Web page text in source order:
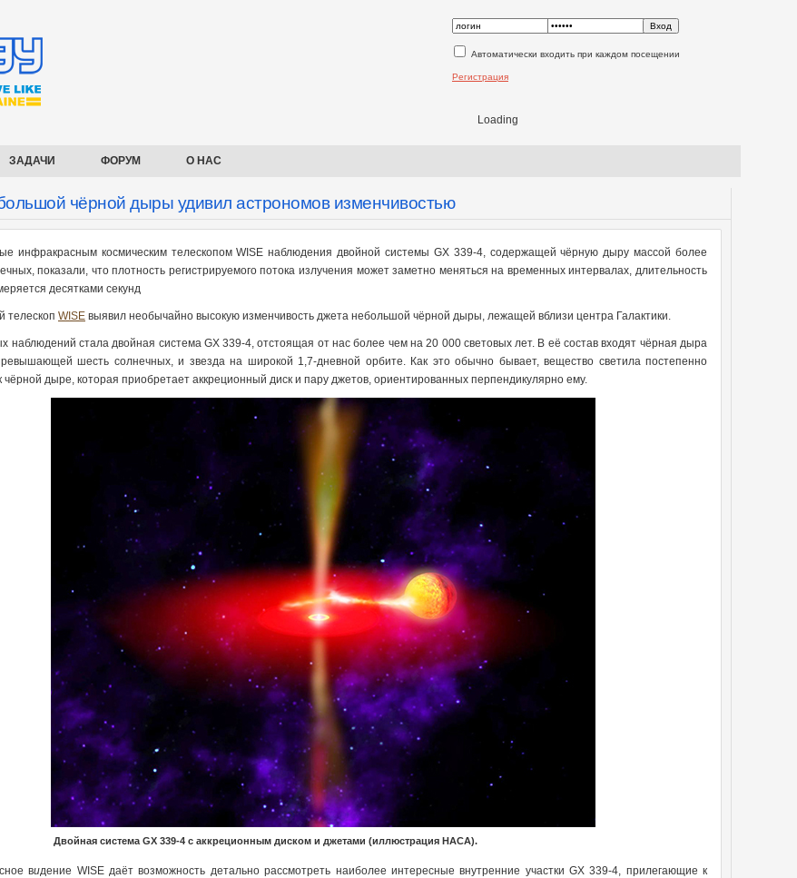
Автоматически входить при каждом посещении
Регистрация
Loading
ЗАДАЧИ ФОРУМ О НАС
чёрной дыры удивил астрономов изменчивостью
инфракрасным космическим телескопом WISE наблюдения двойной системы GX 339-4, содержащей чёрную дыру массой более
показали, что плотность регистрируемого потока излучения может заметно меняться на временных интервалах, длительность
десятками секунд
телескоп WISE выявил необычайно высокую изменчивость джета небольшой чёрной дыры, лежащей вблизи центра Галактики.
наблюдений стала двойная система GX 339-4, отстоящая от нас более чем на 20 000 световых лет. В её состав входят чёрная дыра
шесть солнечных, и звезда на широкой 1,7-дневной орбите. Как это обычно бывает, вещество светила постепенно
чёрной дыре, которая приобретает аккреционный диск и пару джетов, ориентированных перпендикулярно ему.
Двойная система GX 339-4 с аккреционным диском и джетами (иллюстрация НАСА).
видение WISE даёт возможность детально рассмотреть наиболее интересные внутренние участки GX 339-4, прилегающие к